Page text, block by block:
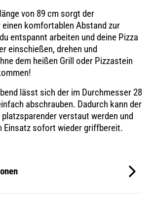
von 89 cm sorgt der
komfortablen Abstand zur
entspannt arbeiten und deine Pizza
einschießen, drehen und
dem heißen Grill oder Pizzastein
!
lässt sich der im Durchmesser 28
abschrauben. Dadurch kann der
verstaut werden und
Einsatz sofort wieder griffbereit.